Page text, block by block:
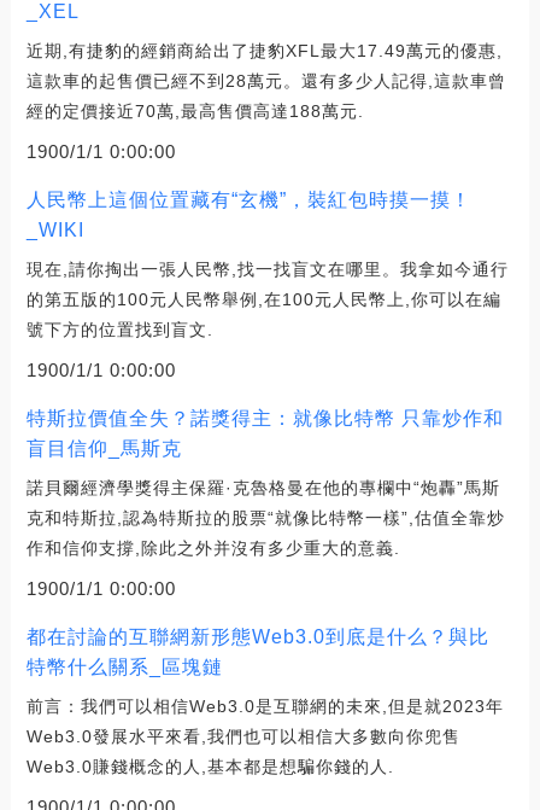
_XEL
近期,有捷豹的經銷商給出了捷豹XFL最大17.49萬元的優惠,
這款車的起售價已經不到28萬元。還有多少人記得,這款車曾
經的定價接近70萬,最高售價高達188萬元.
1900/1/1 0:00:00
人民幣上這個位置藏有“玄機”，裝紅包時摸一摸！
_WIKI
現在,請你掏出一張人民幣,找一找盲文在哪里。我拿如今通行
的第五版的100元人民幣舉例,在100元人民幣上,你可以在編
號下方的位置找到盲文.
1900/1/1 0:00:00
特斯拉價值全失？諾獎得主：就像比特幣 只靠炒作和
盲目信仰_馬斯克
諾貝爾經濟學獎得主保羅·克魯格曼在他的專欄中“炮轟”馬斯
克和特斯拉,認為特斯拉的股票“就像比特幣一樣”,估值全靠炒
作和信仰支撐,除此之外并沒有多少重大的意義.
1900/1/1 0:00:00
都在討論的互聯網新形態Web3.0到底是什么？與比
特幣什么關系_區塊鏈
前言：我們可以相信Web3.0是互聯網的未來,但是就2023年
Web3.0發展水平來看,我們也可以相信大多數向你兜售
Web3.0賺錢概念的人,基本都是想騙你錢的人.